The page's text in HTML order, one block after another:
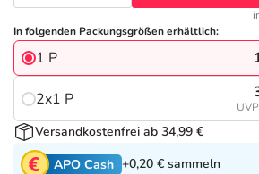
Tierapotheke
Vitamine & Mineralstoffe
Marken
Salus Deals
In folgenden Packungsgrößen erhältlich:
1 P
2x1 P
Versandkostenfrei ab 34,99 €
APO Cash +0,20 € sammeln